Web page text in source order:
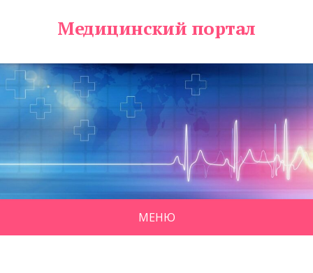
Медицинский портал
МЕНЮ